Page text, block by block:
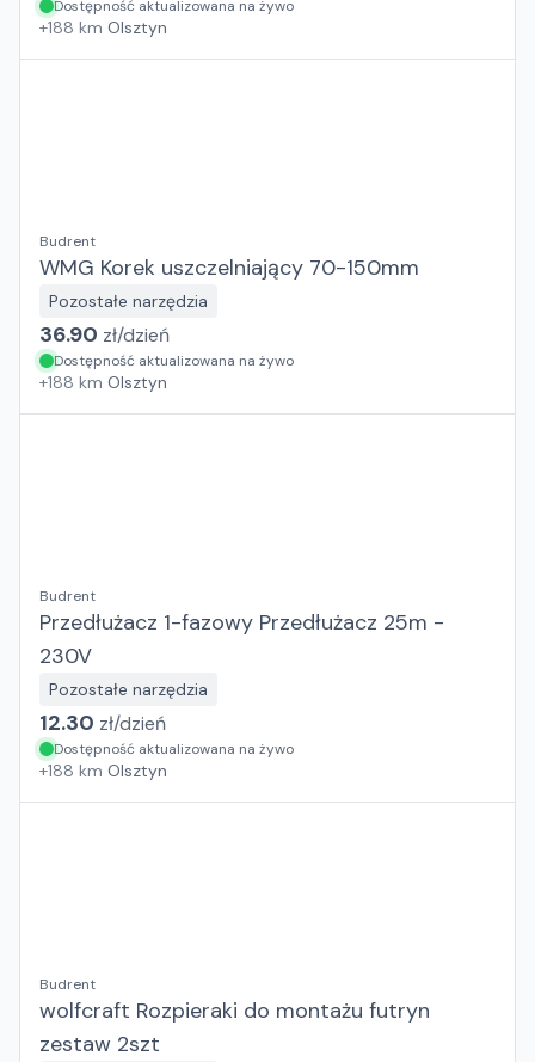
Dostępność aktualizowana na żywo
+188 km Olsztyn
Budrent
WMG Korek uszczelniający 70-150mm
Pozostałe narzędzia
36.90 zł/dzień
Dostępność aktualizowana na żywo
+188 km Olsztyn
Budrent
Przedłużacz 1-fazowy Przedłużacz 25m -
230V
Pozostałe narzędzia
12.30 zł/dzień
Dostępność aktualizowana na żywo
+188 km Olsztyn
Budrent
wolfcraft Rozpieraki do montażu futryn
zestaw 2szt